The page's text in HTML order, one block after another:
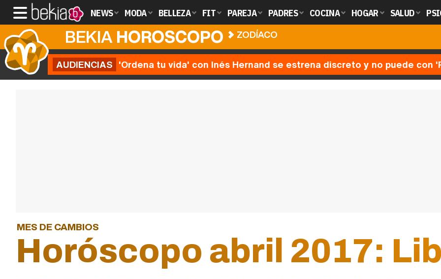
NEWS MODA BELLEZA FIT PAREJA PADRES COCINA HOGAR SALUD
BEKIAHOROSCOPO ZODÍACO
AUDIENCIAS 'Ordena tu vida' con Inés Hernand se estrena discreto y no puede con
MES DE CAMBIOS
Horóscopo abril 2017: